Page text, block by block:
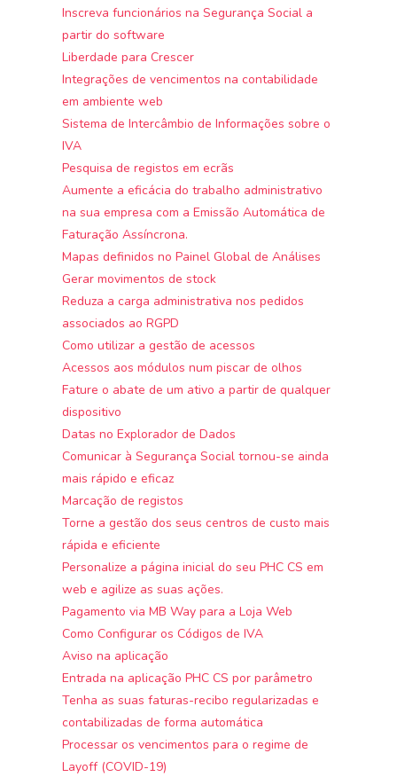
Inscreva funcionários na Segurança Social a
partir do software
Liberdade para Crescer
Integrações de vencimentos na contabilidade
em ambiente web
Sistema de Intercâmbio de Informações sobre o
IVA
Pesquisa de registos em ecrãs
Aumente a eficácia do trabalho administrativo
na sua empresa com a Emissão Automática de
Faturação Assíncrona.
Mapas definidos no Painel Global de Análises
Gerar movimentos de stock
Reduza a carga administrativa nos pedidos
associados ao RGPD
Como utilizar a gestão de acessos
Acessos aos módulos num piscar de olhos
Fature o abate de um ativo a partir de qualquer
dispositivo
Datas no Explorador de Dados
Comunicar à Segurança Social tornou-se ainda
mais rápido e eficaz
Marcação de registos
Torne a gestão dos seus centros de custo mais
rápida e eficiente
Personalize a página inicial do seu PHC CS em
web e agilize as suas ações.
Pagamento via MB Way para a Loja Web
Como Configurar os Códigos de IVA
Aviso na aplicação
Entrada na aplicação PHC CS por parâmetro
Tenha as suas faturas-recibo regularizadas e
contabilizadas de forma automática
Processar os vencimentos para o regime de
Layoff (COVID-19)